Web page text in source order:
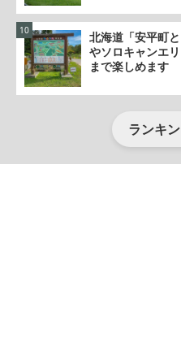
北海道「安平町
やソロキャンエ
まで楽しめます
ランキ